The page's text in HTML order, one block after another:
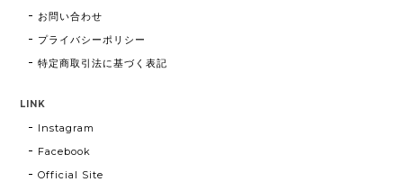
お問い合わせ
プライバシーポリシー
特定商取引法に基づく表記
LINK
Instagram
Facebook
Official Site